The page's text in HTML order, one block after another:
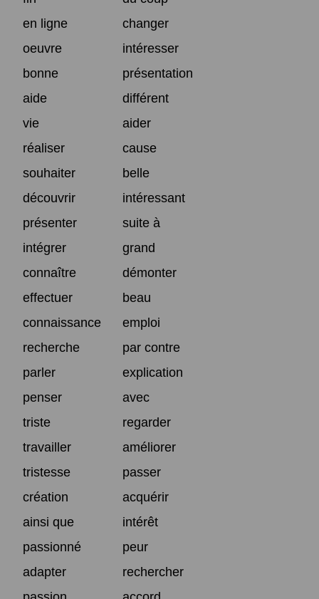
en ligne
changer
oeuvre
intéresser
bonne
présentation
aide
différent
vie
aider
réaliser
cause
souhaiter
belle
découvrir
intéressant
présenter
suite à
intégrer
grand
connaître
démonter
effectuer
beau
connaissance
emploi
recherche
par contre
parler
explication
penser
avec
triste
regarder
travailler
améliorer
tristesse
passer
création
acquérir
ainsi que
intérêt
passionné
peur
adapter
rechercher